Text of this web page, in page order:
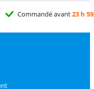
Commandé avant23 h 59